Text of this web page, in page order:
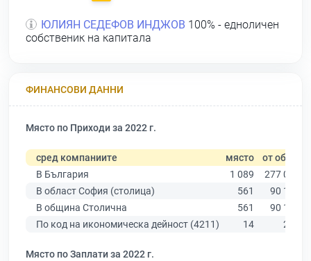
ЮЛИЯН СЕДЕФОВ ИНДЖОВ 100% - едноличен
собственик на капитала
ФИНАНСОВИ ДАННИ
Място по Приходи за 2022 г.
сред компаниите място от общо
В България
1 089
277 019
В област София (столица)
561
90 178
В община Столична
561
90 178
По код на икономическа дейност (4211)
14 276
Място по Заплати за 2022 г.